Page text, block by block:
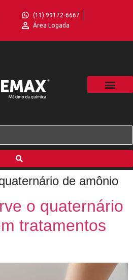
(11) 99172-6667
Área Logada
de amônio
o quaternário
tratamentos